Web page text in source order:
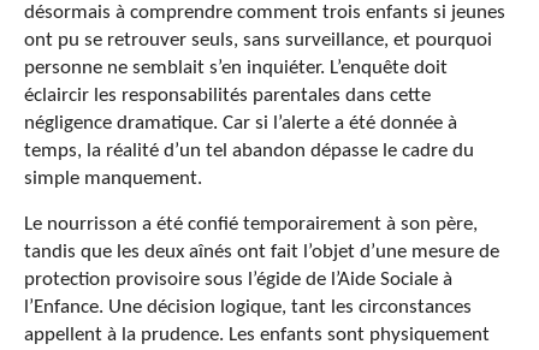
désormais à comprendre comment trois enfants si jeunes
ont pu se retrouver seuls, sans surveillance, et pourquoi
personne ne semblait s’en inquiéter. L’enquête doit
éclaircir les responsabilités parentales dans cette
négligence dramatique. Car si l’alerte a été donnée à
temps, la réalité d’un tel abandon dépasse le cadre du
simple manquement.
Le nourrisson a été confié temporairement à son père,
tandis que les deux aînés ont fait l’objet d’une mesure de
protection provisoire sous l’égide de l’Aide Sociale à
l’Enfance. Une décision logique, tant les circonstances
appellent à la prudence. Les enfants sont physiquement